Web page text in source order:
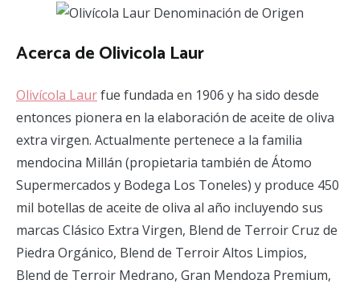
Acerca de Olivicola Laur
Olivícola Laurfue fundada en 1906 y ha sido desde
entonces pionera en la elaboración de aceite de oliva
extra virgen. Actualmente pertenece a la familia
mendocina Millán (propietaria también de Átomo
Supermercados y Bodega Los Toneles) y produce 450
mil botellas de aceite de oliva al año incluyendo sus
marcas Clásico Extra Virgen, Blend de Terroir Cruz de
Piedra Orgánico, Blend de Terroir Altos Limpios,
Blend de Terroir Medrano, Gran Mendoza Premium,